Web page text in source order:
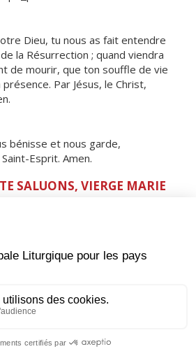
Dieu, tu nous as fait entendre
la Résurrection ; quand viendra
de mourir, que ton souffle de vie
Par Jésus, le Christ,
bénisse et nous garde,
Esprit. Amen.
SALUONS, VIERGE MARIE